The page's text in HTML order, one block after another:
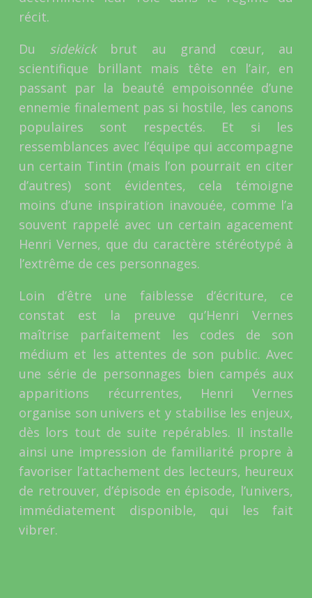
récit.
Du sidekick brut au grand cœur, au
scientifique brillant mais tête en l’air, en
passant par la beauté empoisonnée d’une
ennemie finalement pas si hostile, les canons
populaires sont respectés. Et si les
ressemblances avec l’équipe qui accompagne
un certain Tintin (mais l’on pourrait en citer
d’autres) sont évidentes, cela témoigne
moins d’une inspiration inavouée, comme l’a
souvent rappelé avec un certain agacement
Henri Vernes, que du caractère stéréotypé à
l’extrême de ces personnages.
Loin d’être une faiblesse d’écriture, ce
constat est la preuve qu’Henri Vernes
maîtrise parfaitement les codes de son
médium et les attentes de son public. Avec
une série de personnages bien campés aux
apparitions récurrentes, Henri Vernes
organise son univers et y stabilise les enjeux,
dès lors tout de suite repérables. Il installe
ainsi une impression de familiarité propre à
favoriser l’attachement des lecteurs, heureux
de retrouver, d’épisode en épisode, l’univers,
immédiatement disponible, qui les fait
vibrer.